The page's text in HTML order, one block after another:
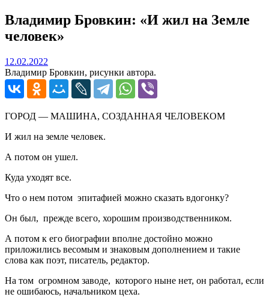
Владимир Бровкин: «И жил на Земле
человек»
12.02.2022
Владимир Бровкин, рисунки автора.
ГОРОД — МАШИНА, СОЗДАННАЯ ЧЕЛОВЕКОМ
И жил на земле человек.
А потом он ушел.
Куда уходят все.
Что о нем потом эпитафией можно сказать вдогонку?
Он был, прежде всего, хорошим производственником.
А потом к его биографии вполне достойно можно
приложились весомым и знаковым дополнением и такие
слова как поэт, писатель, редактор.
На том огромном заводе, которого ныне нет, он работал, если
не ошибаюсь, начальником цеха.